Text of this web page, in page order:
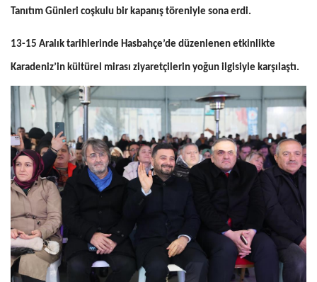
Tanıtım Günleri coşkulu bir kapanış töreniyle sona erdi.
13-15 Aralık tarihlerinde Hasbahçe’de düzenlenen etkinlikte
Karadeniz’in kültürel mirası ziyaretçilerin yoğun ilgisiyle karşılaştı.